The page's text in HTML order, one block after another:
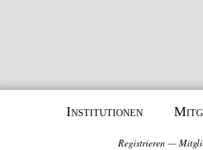
Institutionen
Registrieren—